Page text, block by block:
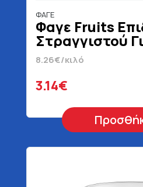
ΦΑΓΕ
Φαγε Fruits
Στραγγιστού
Βανίλια 380 gr
8.26€/κιλό
3.14€